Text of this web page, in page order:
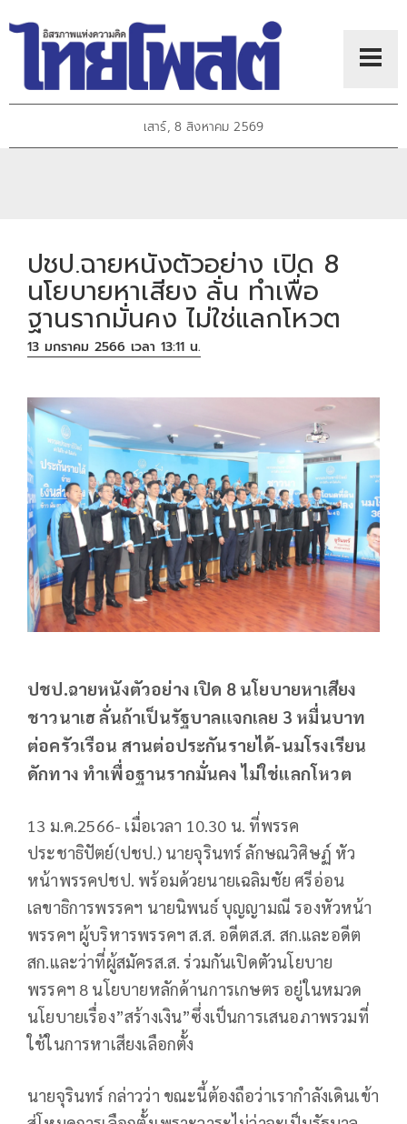
เสาร์, 8 สิงหาคม 2569
ปชป.ฉายหนังตัวอย่าง เปิด 8
นโยบายหาเสียง ลั่น ทำเพื่อ
ฐานรากมั่นคง ไม่ใช่แลกโหวต
13 มกราคม 2566 เวลา 13:11 น.
ปชป.ฉายหนังตัวอย่าง เปิด 8 นโยบายหาเสียง
ชาวนาเฮ ลั่นถ้าเป็นรัฐบาลแจกเลย 3 หมื่นบาท
ต่อครัวเรือน สานต่อประกันรายได้-นมโรงเรียน
ดักทาง ทำเพื่อฐานรากมั่นคง ไม่ใช่แลกโหวต
13 ม.ค.2566- เมื่อเวลา 10.30 น. ที่พรรค
ประชาธิปัตย์(ปชป.) นายจุรินทร์ ลักษณวิศิษฏ์ หัว
หน้าพรรคปชป. พร้อมด้วยนายเฉลิมชัย ศรีอ่อน
เลขาธิการพรรคฯ นายนิพนธ์ บุญญามณี รองหัวหน้า
พรรคฯ ผู้บริหารพรรคฯ ส.ส. อดีตส.ส. สก.และอดีต
สก.และว่าที่ผู้สมัครส.ส. ร่วมกันเปิดตัวนโยบาย
พรรคฯ 8 นโยบายหลักด้านการเกษตร อยู่ในหมวด
นโยบายเรื่อง”สร้างเงิน”ซึ่งเป็นการเสนอภาพรวมที่
ใช้ในการหาเสียงเลือกตั้ง
นายจุรินทร์ กล่าวว่า ขณะนี้ต้องถือว่าเรากำลังเดินเข้า